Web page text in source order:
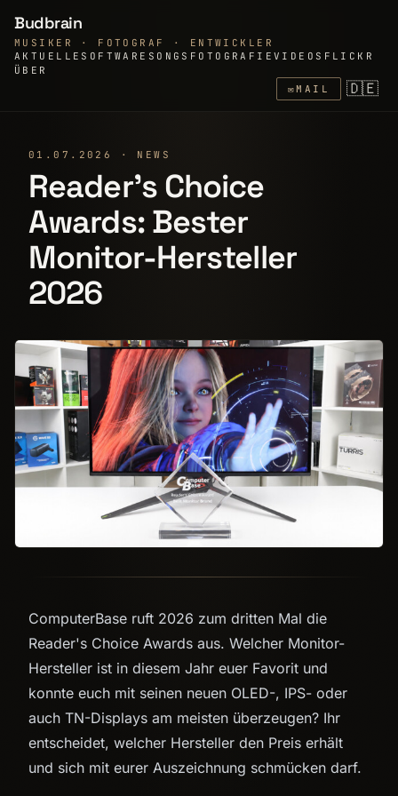
Budbrain
MUSIKER · FOTOGRAF · ENTWICKLER
AKTUELLE SOFTWARE SONGS FOTOGRAFIEVIDEOS FLICKR
ÜBER
✉MAIL 🇩🇪
01.07.2026 · NEWS
Reader's Choice
Awards: Bester
Monitor-Hersteller
2026
ComputerBase ruft 2026 zum dritten Mal die
Reader's Choice Awards aus. Welcher Monitor-
Hersteller ist in diesem Jahr euer Favorit und
konnte euch mit seinen neuen OLED-, IPS- oder
auch TN-Displays am meisten überzeugen? Ihr
entscheidet, welcher Hersteller den Preis erhält
und sich mit eurer Auszeichnung schmücken darf.